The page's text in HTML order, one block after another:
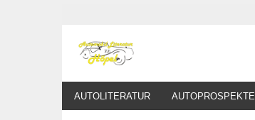
AUTOLITERATUR AUTOPROSPEKTE